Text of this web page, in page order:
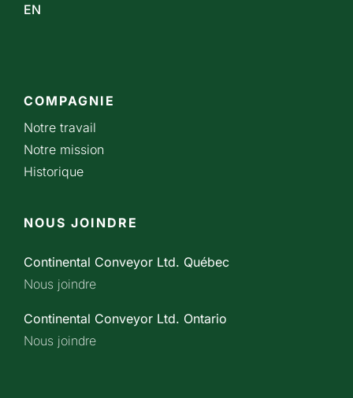
EN
COMPAGNIE
Notre travail
Notre mission
Historique
NOUS JOINDRE
Continental Conveyor Ltd. Québec
Nous joindre
Continental Conveyor Ltd. Ontario
Nous joindre